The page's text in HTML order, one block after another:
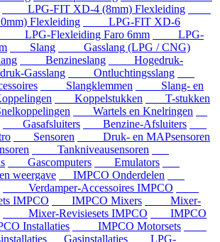
LPG-FIT XD-4 (8mm) Flexleiding
Flexleiding
LPG-FIT XD-6
LPG-Flexleiding Faro 6mm
LPG-
Slang
Gasslang (LPG / CNG)
Benzineslang
Hogedruk-
Gasslang
Ontluchtingsslang
Slangklemmen
Slang- en
Koppelstukken
T-stukken
Wartels en Knelringen
Gasafsluiters
Benzine-Afsluiters
Sensoren
Druk- en MAPsensoren
Tankniveausensoren
Gascomputers
Emulators
weergave
IMPCO Onderdelen
Verdamper-Accessoires IMPCO
IMPCO
IMPCO Mixers
Mixer-
Mixer-Revisiesets IMPCO
IMPCO
Installaties
IMPCO Motorsets
Gasinstallaties
LPG-